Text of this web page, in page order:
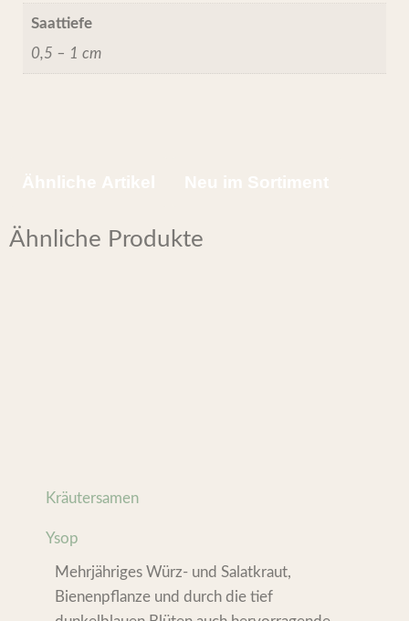
Saattiefe
0,5 – 1 cm
Ähnliche Produkte
Kräutersamen
Ysop
Mehrjähriges Würz- und Salatkraut,
Bienenpflanze und durch die tief